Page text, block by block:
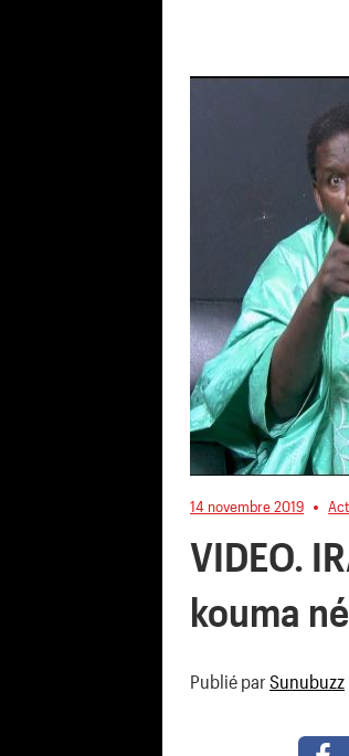
14 novembre 2019
VIDEO.
kouma
Publié par Sunubuzz